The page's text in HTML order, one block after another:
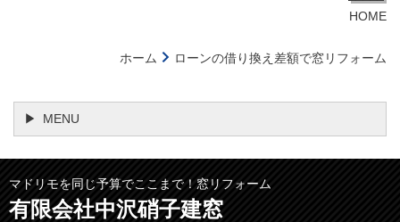
HOME
ホーム ローンの借り換え差額で窓リフォーム
MENU
マドリモを同じ予算でここまで！窓リフォーム
有限会社中沢硝子建窓